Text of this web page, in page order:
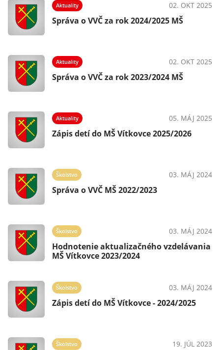
Aktuality 02. OKT 2025
Správa o VVČ za rok 2024/2025 MŠ
Aktuality 02. OKT 2025
Správa o VVČ za rok 2023/2024 MŠ
Aktuality 05. MÁJ 2025
Zápis detí do MŠ Vítkovce 2025/2026
Školstvo 03. MÁJ 2024
Správa o VVČ MŠ 2022/2023
Školstvo 03. MÁJ 2024
Hodnotenie aktualizačného vzdelávania
MŠ Vítkovce 2023/2024
Školstvo 03. MÁJ 2024
Zápis detí do MŠ Vítkovce - 2024/2025
Školstvo 19. JÚL 2023